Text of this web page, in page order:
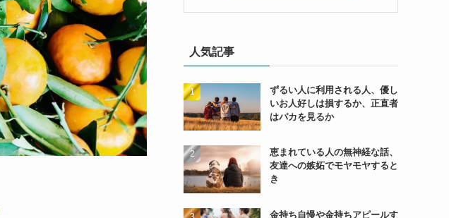
人気記事
ずるい人に利用される人、優し
いお人好しは損するか、正直者
はバカを見るか
恵まれている人の無神経な話、
友達への嫉妬でモヤモヤすると
き
金持ち自慢や金持ちアピールす